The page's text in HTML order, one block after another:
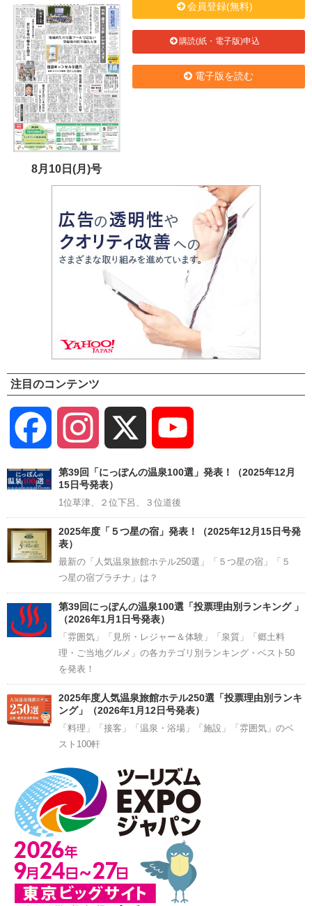
8月10日(月)号
会員登録(無料)
購読(紙・電子版)申込
電子版を読む
注目のコンテンツ
Facebook Instagram
Channel
第39回「にっぽんの温泉100選」発表！（2025年12月
15日号発表）
1位草津、２位下呂、３位道後
2025年度「５つ星の宿」発表！（2025年12月15日号発
表）
最新の「人気温泉旅館ホテル250選」「５つ星の宿」「５
つ星の宿プラチナ」は？
第39回にっぽんの温泉100選「投票理由別ランキング 」
（2026年1月1日号発表）
「雰囲気」「見所・レジャー＆体験」「泉質」「郷土料
理・ご当地グルメ」の各カテゴリ別ランキング・ベスト50
を発表！
2025年度人気温泉旅館ホテル250選「投票理由別ランキ
ング」（2026年1月12日号発表）
「料理」「接客」「温泉・浴場」「施設」「雰囲気」のベ
スト100軒